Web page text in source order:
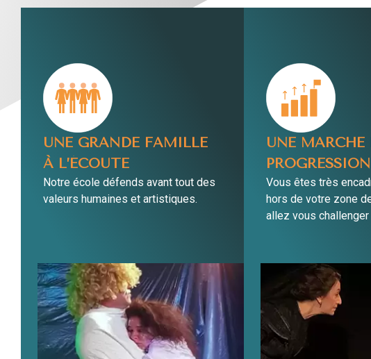
UNE GRANDE FAMILLE
À L’ÉCOUTE
Notre école défends avant tout des
valeurs humaines et artistiques.
UNE MARCHE
Vous êtes très
hors de votre zone
allez vous challenger